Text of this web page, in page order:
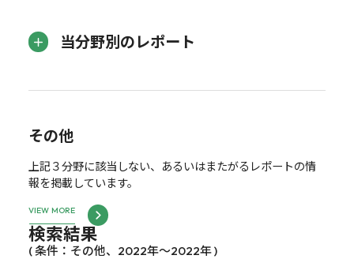
当分野別のレポート
その他
上記３分野に該当しない、あるいはまたがるレポートの情
報を掲載しています。
VIEW MORE
検索結果
( 条件：その他、2022年～2022年 )